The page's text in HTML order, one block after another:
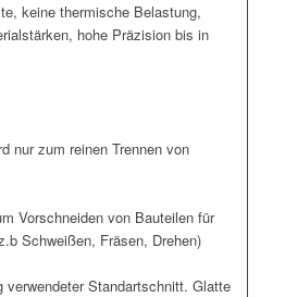
keine thermische Belastung,
hohe Präzision bis in
nur zum reinen Trennen von
Vorschneiden von Bauteilen für
Schweißen, Fräsen, Drehen)
verwendeter Standartschnitt. Glatte